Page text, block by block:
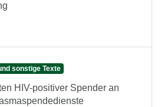
sonstige Texte
HIV-positiver Spender an